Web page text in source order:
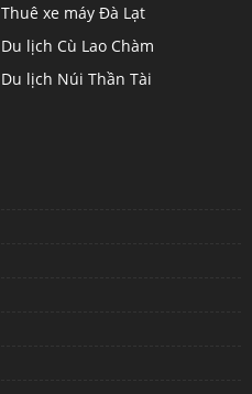
Thuê xe máy Đà Lạt
Du lịch Cù Lao Chàm
Du lịch Núi Thần Tài